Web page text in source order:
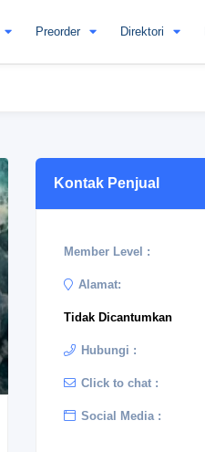
Preorder Direktori
Kontak Penjual
Member Level :
Alamat:
Tidak Dicantumkan
Hubungi :
Click to chat :
Social Media :